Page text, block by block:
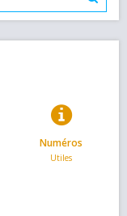
Numéros